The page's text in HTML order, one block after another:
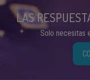
LAS
Solo necesitas